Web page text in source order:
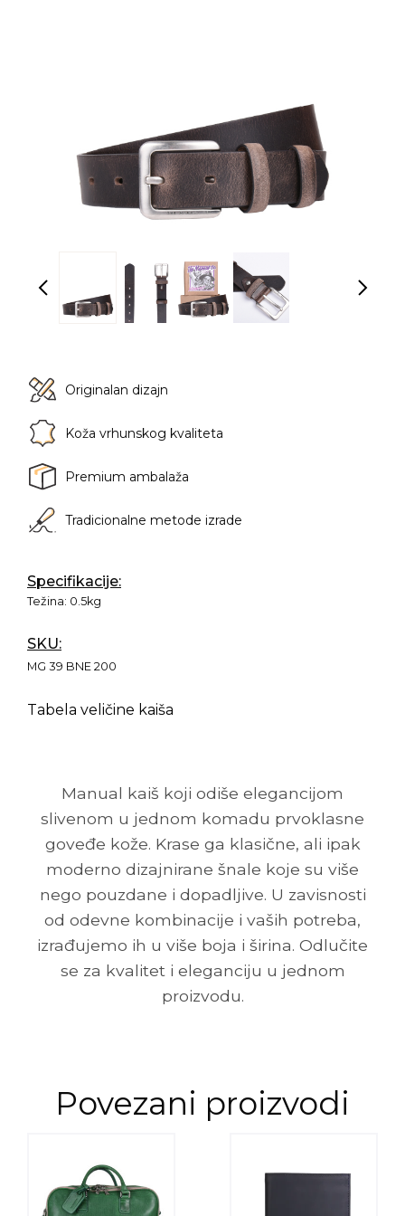
Originalan dizajn
Koža vrhunskog kvaliteta
Premium ambalaža
Tradicionalne metode izrade
Specifikacije:
Težina: 0.5kg
SKU:
MG 39 BNE 200
Tabela veličine kaiša
Manual kaiš koji odiše elegancijom
slivenom u jednom komadu prvoklasne
goveđe kože. Krase ga klasične, ali ipak
moderno dizajnirane šnale koje su više
nego pouzdane i dopadljive. U zavisnosti
od odevne kombinacije i vaših potreba,
izrađujemo ih u više boja i širina. Odlučite
se za kvalitet i eleganciju u jednom
proizvodu.
Povezani proizvodi